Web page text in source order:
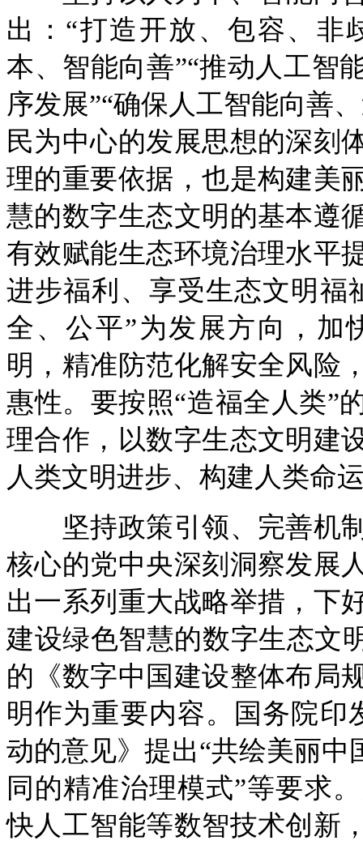
出：“打造开放、包容、非
本、智能向善”“推动人工智
序发展”“确保人工智能向善
民为中心的发展思想的深刻
理的重要依据，也是构建美
慧的数字生态文明的基本遵
有效赋能生态环境治理水平
进步福利、享受生态文明福
全、公平”为发展方向，加
明，精准防范化解安全风险
惠性。要按照“造福全人类”
理合作，以数字生态文明建
人类文明进步、构建人类命
坚持政策引领、完善机制
核心的党中央深刻洞察发展
出一系列重大战略举措，下
建设绿色智慧的数字生态文
的《数字中国建设整体布局
明作为重要内容。国务院印
动的意见》提出“共绘美丽中
同的精准治理模式”等要求
快人工智能等数智技术创新